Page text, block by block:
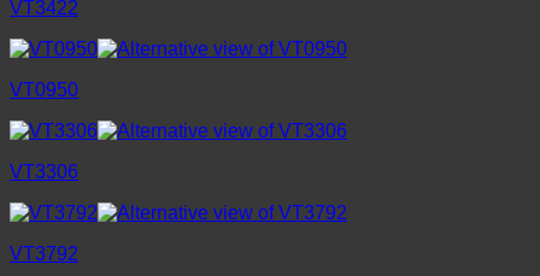
VT3422
VT0950
VT3306
VT3792